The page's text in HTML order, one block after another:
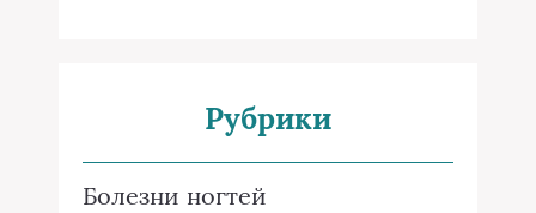
Рубрики
Болезни ногтей